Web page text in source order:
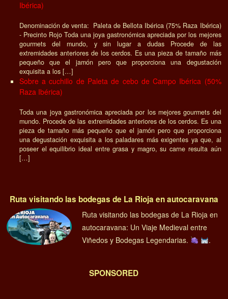
Ibérica)
Denominación de venta: Paleta de Bellota Ibérica (75% Raza Ibérica)
- Precinto Rojo Toda una joya gastronómica apreciada por los mejores
gourmets del mundo, y sin lugar a dudas Procede de las
extremidades anteriores de los cerdos. Es una pieza de tamaño más
pequeño que el jamón pero que proporciona una degustación
exquisita a los […]
Sobre a cuchillo de Paleta de cebo de Campo Ibérica (50%
Raza Ibérica)
Toda una joya gastronómica apreciada por los mejores gourmets del
mundo. Procede de las extremidades anteriores de los cerdos. Es una
pieza de tamaño más pequeño que el jamón pero que proporciona
una degustación exquisita a los paladares más exigentes ya que, al
poseer el equilibrio ideal entre grasa y magro, su carne resulta aún
[…]
Ruta visitando las bodegas de La Rioja en autocaravana
Ruta visitando las bodegas de La Rioja en
autocaravana: Un Viaje Medieval entre
Viñedos y Bodegas Legendarias.
.
SPONSORED